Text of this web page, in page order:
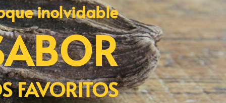
inolvidable
FAVORITOS